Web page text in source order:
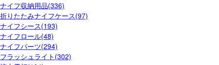
ナイフ収納用品(336)
折りたたみナイフケース(97)
ナイフシース(193)
ナイフロール(48)
ナイフパーツ(294)
フラッシュライト(302)